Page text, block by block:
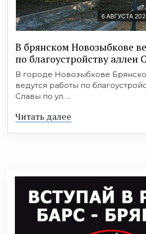
6 АВГУСТА
В брянском Новозыбкове
по благоустройству аллеи
В городе Новозыбкове
ведутся работы по
Славы по ул. ...
Читать далее